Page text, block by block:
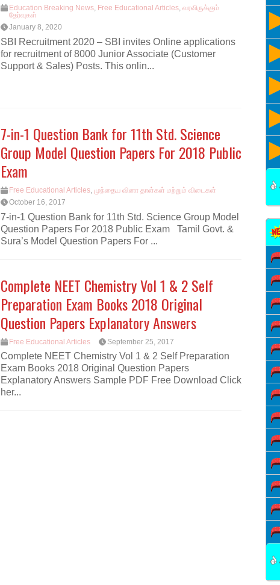
Education Breaking News, Free Educational Articles, வரவிருக்கும்
தேர்வுகள்
January 8, 2020
SBI Recruitment 2020 – SBI invites Online applications
for recruitment of 8000 Junior Associate (Customer
Support & Sales) Posts. This onlin...
7-in-1 Question Bank for 11th Std. Science
Group Model Question Papers For 2018 Public
Exam
Free Educational Articles, முந்தைய வினா தாள்கள் மற்றும் விடைகள்
October 16, 2017
7-in-1 Question Bank for 11th Std. Science Group Model
Question Papers For 2018 Public Exam Tamil Govt. &
Sura’s Model Question Papers For ...
Complete NEET Chemistry Vol 1 & 2 Self
Preparation Exam Books 2018 Original
Question Papers Explanatory Answers
Free Educational Articles September 25, 2017
Complete NEET Chemistry Vol 1 & 2 Self Preparation
Exam Books 2018 Original Question Papers
Explanatory Answers Sample PDF Free Download Click
her...